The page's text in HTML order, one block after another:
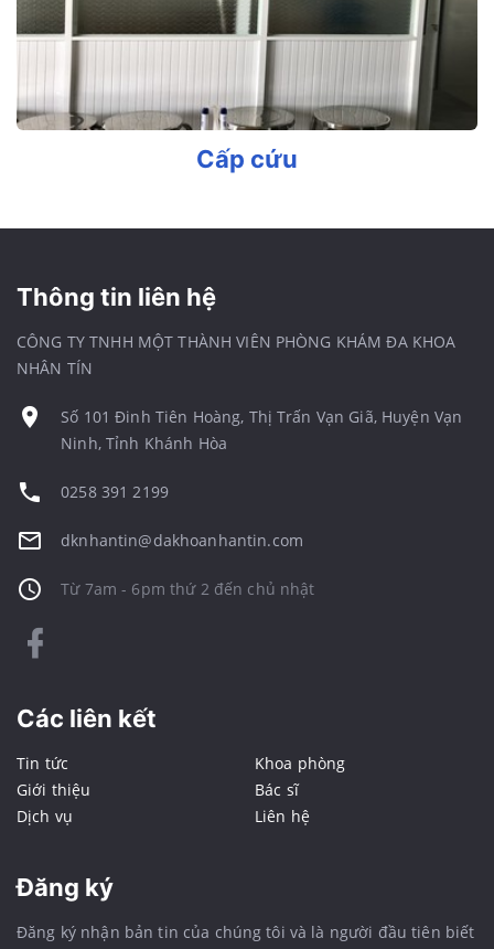
Cấp cứu
Thông tin liên hệ
CÔNG TY TNHH MỘT THÀNH VIÊN PHÒNG KHÁM ĐA KHOA
NHÂN TÍN
Số 101 Đinh Tiên Hoàng, Thị Trấn Vạn Giã, Huyện Vạn
Ninh, Tỉnh Khánh Hòa
0258 391 2199
dknhantin@dakhoanhantin.com
Từ 7am - 6pm thứ 2 đến chủ nhật
Các liên kết
Tin tức
Giới thiệu
Dịch vụ
Khoa phòng
Bác sĩ
Liên hệ
Đăng ký
Đăng ký nhận bản tin của chúng tôi và là người đầu tiên biết